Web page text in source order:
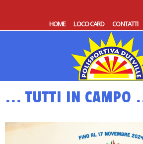
HOME LOCO CARD CONTATTI
... TUTTI IN CAMPO